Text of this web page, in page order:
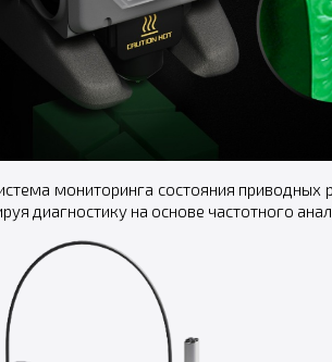
мониторинга состояния
диагностику на основе частотного